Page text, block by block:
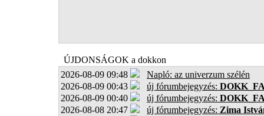
ÚJDONSÁGOK a dokkon
2026-08-09 09:48
Napló: az univerzum szélén
2026-08-09 00:43
új fórumbejegyzés:
2026-08-09 00:40
új fórumbejegyzés:
2026-08-08 20:47
új fórumbejegyzés: Zima